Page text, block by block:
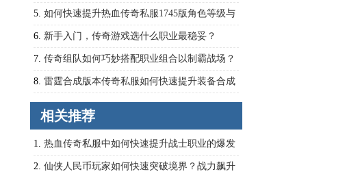
5. 如何快速提升热血传奇私服1745版角色等级与
装备获取？
6. 新手入门，传奇游戏选什么职业最稳妥？
7. 传奇组队如何巧妙搭配职业组合以制霸战场？
8. 雷霆合成版本传奇私服如何快速提升装备合成
成功率？
相关推荐
1. 热血传奇私服中如何快速提升战士职业的爆发
伤害？
2. 仙侠人民币玩家如何快速突破境界？战力飙升